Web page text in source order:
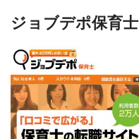
ジョブデポ保育士